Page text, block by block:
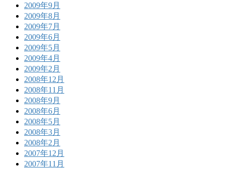
2009年9月
2009年8月
2009年7月
2009年6月
2009年5月
2009年4月
2009年2月
2008年12月
2008年11月
2008年9月
2008年6月
2008年5月
2008年3月
2008年2月
2007年12月
2007年11月